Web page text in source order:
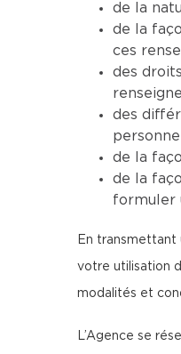
de la
de la
ces
des
des
de la
de la
formuler
En transmettant
votre utilisation
modalités et
L’Agence se